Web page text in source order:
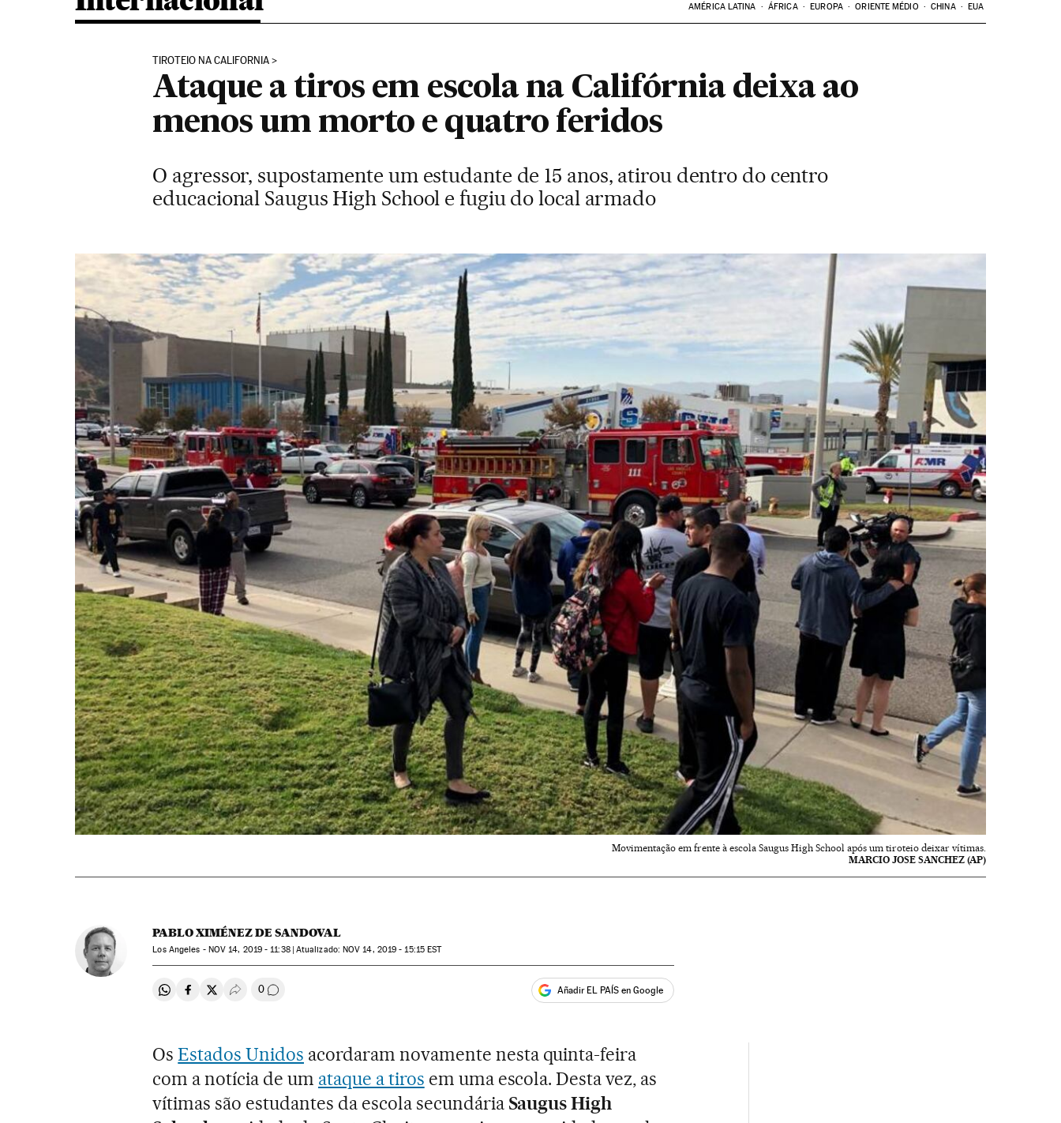
AMÉRICA LATINA ÁFRICA EUROPA ORIENTE MÉDIO CHINA EUA
TIROTEIO NA CALIFORNIA
Ataque a tiros em escola na Califórnia deixa ao
menos um morto e quatro feridos
O agressor, supostamente um estudante de 15 anos, atirou dentro do centro
educacional Saugus High School e fugiu do local armado
Movimentação em frente à escola Saugus High School após um tiroteio deixar vítimas.
MARCIO JOSE SANCHEZ (AP)
PABLO XIMÉNEZ DE SANDOVAL
Los Angeles - NOV 14, 2019 - 11:38 atualizado: NOV 14, 2019 - 15:15EST
Compartir en Whatsapp
Compartir en Facebook
Compartir en Twitter
Desplegar Redes Sociales
0 Comentários Añadir EL PAÍS en Google
OsEstados Unidos acordaram novamente nesta quinta-feira
com a notícia de um ataque a tiros em uma escola. Desta vez, as
vítimas são estudantes da escola secundária Saugus High